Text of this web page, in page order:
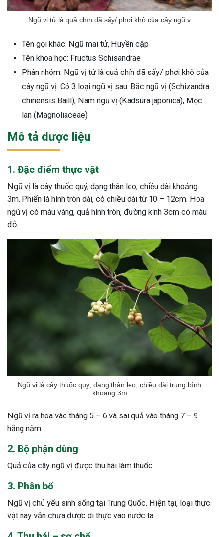
Sau Sinh Có Tự Khỏi
Thông Tin Cần Biết
sau sinh là tình trạng viêm da
phổ biến, khiến đôi bàn tay,
của chị em trở nên khô...
Ngũ vị tử là quả chín đã sấy/ phơi khô của cây ngũ v
Tên gọi khác: Ngũ mai tử, Huyền cập
Tên khoa học: Fructus Schisandrae
Phân nhóm: Ngũ vị tử là quả chín đã sấy/ phơi khô của
cây ngũ vị. Có 3 loại ngũ vị sau: Bắc ngũ vị (Schizandra
chinensis Baill), Nam ngũ vị (Kadsura japonica), Mộc
lan (Magnoliaceae).
Mô tả dược liệu
1. Đặc điểm thực vật
Ngũ vị là cây thuốc quý, dạng thân leo, chiều dài khoảng
3m. Phiến lá hình tròn dài, có chiều dài từ 10 – 12cm. Hoa
ngũ vị có màu vàng, quả hình tròn, đường kính 3cm có màu
đỏ.
Ngũ vị là cây thuốc quý, dạng thân leo, chiều dài trung bình
khoảng 3m
Ngũ vị ra hoa vào tháng 5 – 6 và sai quả vào tháng 7 – 9
hằng năm.
2. Bộ phận dùng
Quả của cây ngũ vị được thu hái làm thuốc.
3. Phân bố
Ngũ vị chủ yếu sinh sống tại Trung Quốc. Hiện tại, loại thực
vật này vẫn chưa được di thực vào nước ta.